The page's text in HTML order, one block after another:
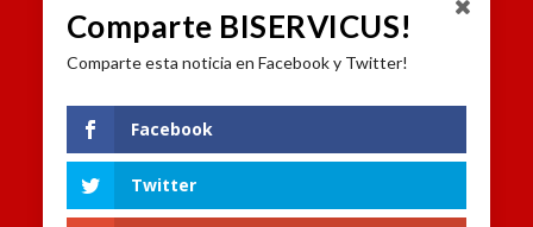
Política de cookies
Contacto
Formulario de contacto
Comparte BISERVICUS!
Comparte esta noticia en Facebook y Twitter!
Facebook
Twitter